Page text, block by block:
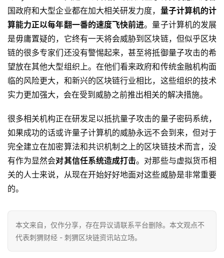
国政府和大型企业都在加大相关研发力度， 量子计算机的计
算能力正以每年翻一番的速度飞快前进。量子计算机的发展
是毋庸置疑的，它终有一天将会威胁到区块链，但似乎区块
链的很多专家们还没有警惕起来，甚至将抵御量子攻击的希
望放在其他大型组织上。在他们看来政府和传统金融机构面
临的风险更大，和新兴的区块链行业相比，这些组织的技术
实力更加强大，会在受到威胁之前推出相关的解决措施。
很多相关机构正在研发足以抵抗量子攻击的量子密码系统，
如果成功的话或许量子计算机的威胁永远不会到来，但对于
完全建立在加密算法和共识机制之上的区块链技术而言，没
有作为显然会对其信任系统造成打击。对那些与虚拟货币相
关的人士来说，从现在开始好好地面对这些威胁是非常重要
的。
本文来自 ，仅作分享，存在异议请联系平台删除。本文观点不
代表刺猬财经 - 刺猬区块链资讯站立场。